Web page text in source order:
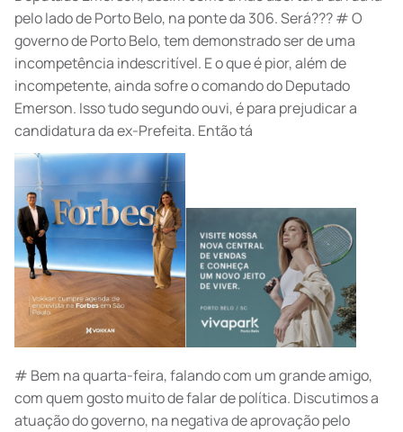
pelo lado de Porto Belo, na ponte da 306. Será??? # O
governo de Porto Belo, tem demonstrado ser de uma
incompetência indescritível. E o que é pior, além de
incompetente, ainda sofre o comando do Deputado
Emerson. Isso tudo segundo ouvi, é para prejudicar a
candidatura da ex-Prefeita. Então tá
# Bem na quarta-feira, falando com um grande amigo,
com quem gosto muito de falar de política. Discutimos a
atuação do governo, na negativa de aprovação pelo